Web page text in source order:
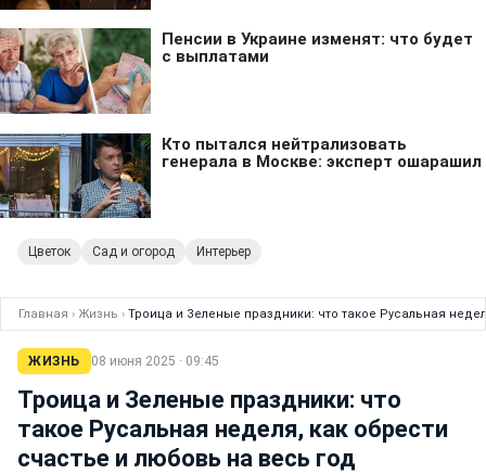
Цветок Сад и огород Интерьер
Главная › Жизнь › Троица и Зеленые праздники: что такое Русальная
ЖИЗНЬ 08 июня 2025 · 09:45
Троица и Зеленые праздники: что
такое Русальная неделя, как обрести
счастье и любовь на весь год